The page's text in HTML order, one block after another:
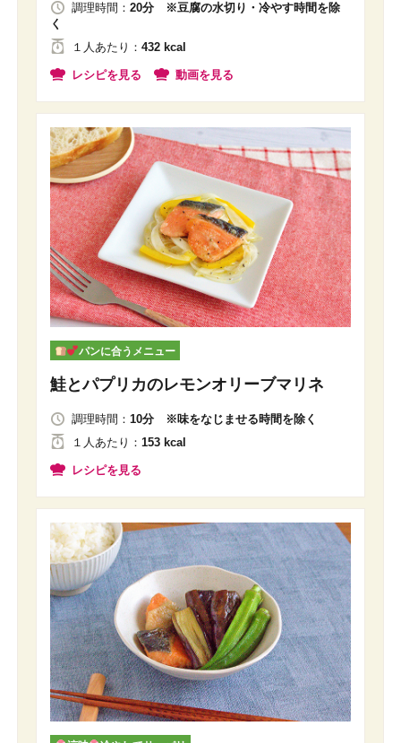
調理時間： 20分 ※豆腐の水切り・冷やす時間を除
く
１人あたり ： 432 kcal
レシピを見る 動画を見る
パンに合うメニュー
鮭とパプリカのレモンオリーブマリネ
調理時間： 10分 ※味をなじませる時間を除く
１人 あたり ： 153 kcal
レシピを見る